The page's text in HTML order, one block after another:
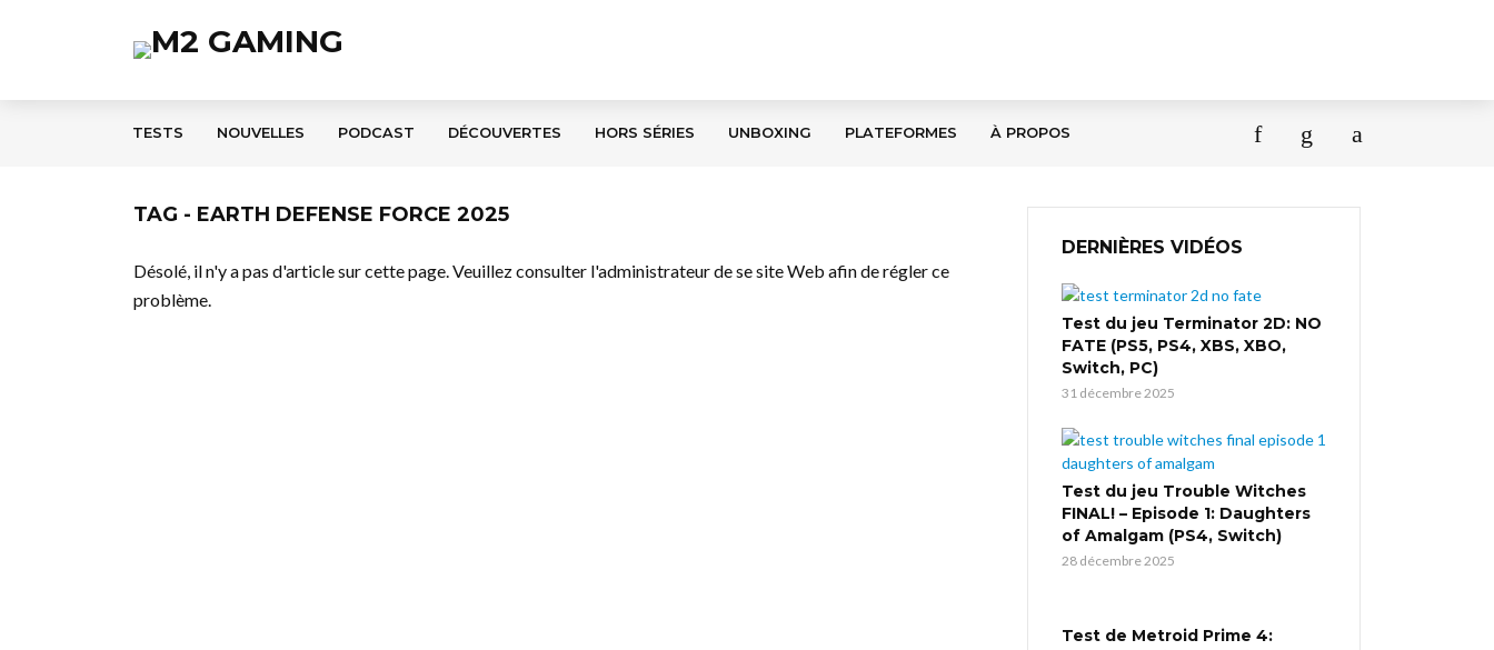
TESTS NOUVELLES PODCAST DÉCOUVERTES HORS SÉRIES UNBOXING PLATEFORMES À PROPOS
TAG - EARTH DEFENSE FORCE 2025
Désolé, il n'y a pas d'article sur cette page. Veuillez consulter l'administrateur de se site Web afin de régler ce
problème.
DERNIÈRES VIDÉOS
Test du jeu Terminator 2D: NO
FATE (PS5, PS4, XBS, XBO,
Switch, PC)
31 décembre 2025
Test du jeu Trouble Witches
FINAL! – Episode 1: Daughters
of Amalgam (PS4, Switch)
28 décembre 2025
Test de Metroid Prime 4: